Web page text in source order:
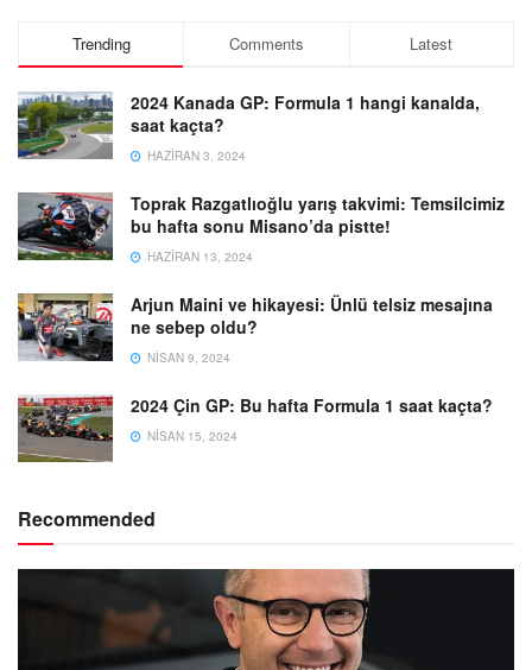
Trending Comments Latest
2024 Kanada GP: Formula 1 hangi kanalda,
saat kaçta?
HAZIRAN 3, 2024
Toprak Razgatlıoğlu yarış takvimi: Temsilcimiz
bu hafta sonu Misano’da pistte!
HAZIRAN 13, 2024
Arjun Maini ve hikayesi: Ünlü telsiz mesajına
ne sebep oldu?
NISAN 9, 2024
2024 Çin GP: Bu hafta Formula 1 saat kaçta?
NISAN 15, 2024
Recommended